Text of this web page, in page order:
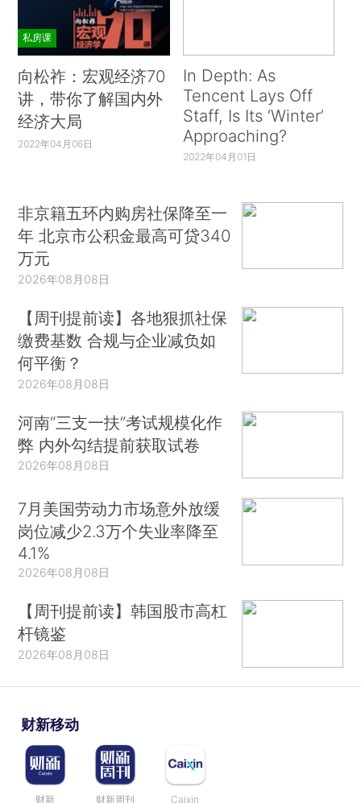
私房课
向松祚：宏观经济70
讲，带你了解国内外
经济大局
2022年04月06日
In Depth: As
Tencent Lays Off
Staff, Is Its ‘Winter’
Approaching?
2022年04月01日
非京籍五环内购房社保降至一
年 北京市公积金最高可贷340
万元
2026年08月08日
【周刊提前读】各地狠抓社保
缴费基数 合规与企业减负如
何平衡？
2026年08月08日
河南“三支一扶”考试规模化作
弊 内外勾结提前获取试卷
2026年08月08日
7月美国劳动力市场意外放缓
岗位减少2.3万个失业率降至
4.1%
2026年08月08日
【周刊提前读】韩国股市高杠
杆镜鉴
2026年08月08日
财新移动
财新 财新周刊 Caixin